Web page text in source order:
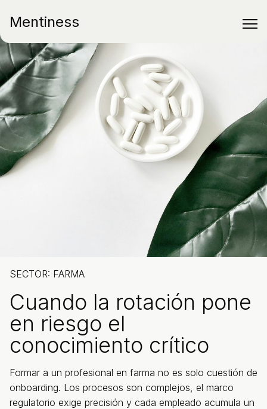
Mentiness
SECTOR: FARMA
Cuando la rotación pone
en riesgo el
conocimiento crítico
Formar a un profesional en farma no es solo cuestión de
onboarding. Los procesos son complejos, el marco
regulatorio exige precisión y cada empleado acumula un